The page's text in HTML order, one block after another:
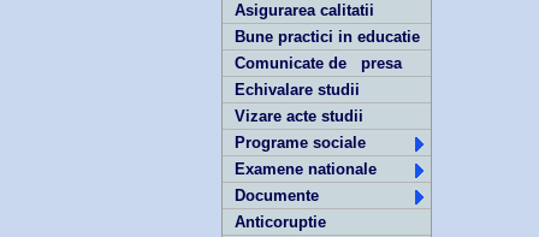
Asigurarea calitatii
Bune practici in educatie
Comunicate de presa
Echivalare studii
Vizare acte studii
Programe sociale
Examene nationale
Documente
Anticoruptie